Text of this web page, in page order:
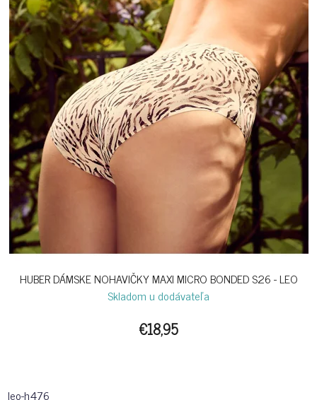
HUBER DÁMSKE NOHAVIČKY MAXI MICRO BONDED S26 - LEO
Skladom u dodávateľa
€18,95
leo-h476